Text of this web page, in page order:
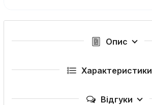
Опис
Характеристики
Відгуки